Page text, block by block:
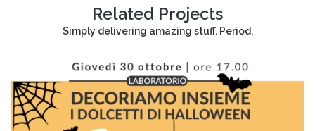
Related Projects
Simply delivering amazing stuff. Period.